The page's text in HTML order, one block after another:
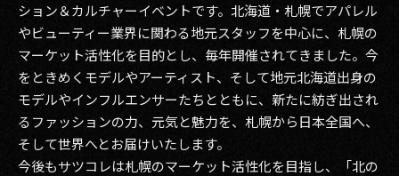
ション＆カルチャーイベントです。北海道・札幌でアパレル
やビューティー業界に関わる地元スタッフを中心に、札幌の
マーケット活性化を目的とし、毎年開催されてきました。今
をときめくモデルやアーティスト、そして地元北海道出身の
モデルやインフルエンサーたちとともに、新たに紡ぎ出され
るファッションの力、元気と魅力を、札幌から日本全国へ、
そして世界へとお届けいたします。
今後もサツコレは札幌のマーケット活性化を目指し、「北の